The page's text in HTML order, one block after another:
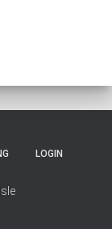
LOGIN